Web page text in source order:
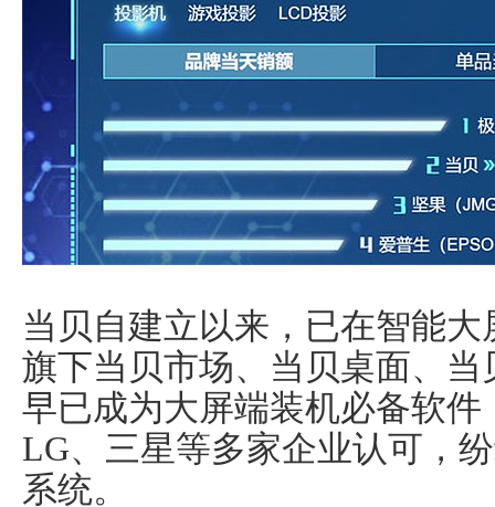
当贝自建立以来，已在智能
旗下当贝市场、当贝桌面、
早已成为大屏端装机必备软
LG、三星等多家企业认可，
系统。